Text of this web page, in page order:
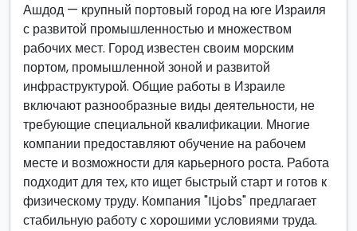
Ашдод — крупный портовый город на юге Израиля
с развитой промышленностью и множеством
рабочих мест. Город известен своим морским
портом, промышленной зоной и развитой
инфраструктурой. Общие работы в Израиле
включают разнообразные виды деятельности, не
требующие специальной квалификации. Многие
компании предоставляют обучение на рабочем
месте и возможности для карьерного роста. Работа
подходит для тех, кто ищет быстрый старт и готов к
физическому труду. Компания "ILjobs" предлагает
стабильную работу с хорошими условиями труда.